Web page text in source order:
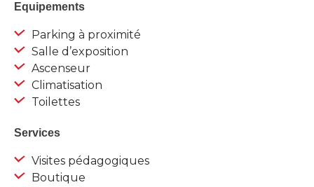
Equipements
Parking à proximité
Salle d’exposition
Ascenseur
Climatisation
Toilettes
Services
Visites pédagogiques
Boutique